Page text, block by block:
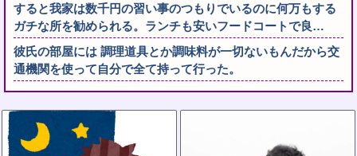
すると我家は数千円の習い事のつもりでいるのに何万もする
ガチな所を勧められる。ランチも安いフードコートで良…
彼氏の部屋には 調理道具とか調味料が一切ないもんだから交
通機関を使って自分で全て持って行った。